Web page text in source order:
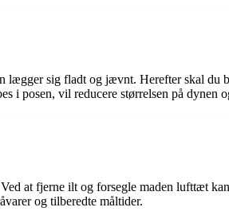
sig fladt og jævnt. Herefter skal du
i posen, vil reducere størrelsen på dynen
at fjerne ilt og forsegle maden lufttæt
og tilberedte måltider.